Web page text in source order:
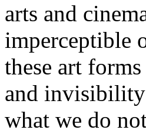
arts and
imperceptible
these art
and
what we do